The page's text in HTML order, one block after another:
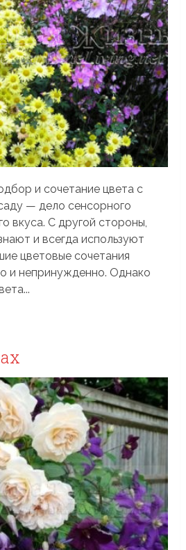
и сочетание цвета с
— дело сенсорного
вкуса. С другой стороны,
и всегда используют
цветовые сочетания
и непринужденно. Однако